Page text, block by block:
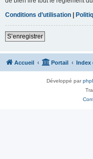
Conditions d’utilisation |
S’enregistrer
Accueil Portail Index
Développé par